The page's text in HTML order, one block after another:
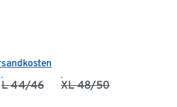
L 44/46 XL 48/50